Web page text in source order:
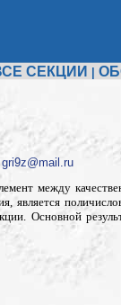
СЕКЦИИ
между
является
Основной